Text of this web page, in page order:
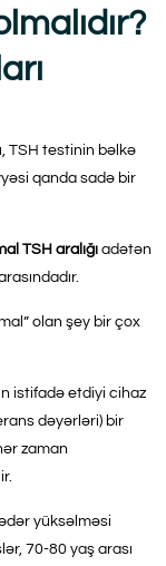
TSH testinin bəlkə
qanda sadə bir
TSH aralığı adətən
olan şey bir çox
istifadə etdiyi cihaz
dəyərləri) bir
zaman
yüksəlməsi
70-80 yaş arası